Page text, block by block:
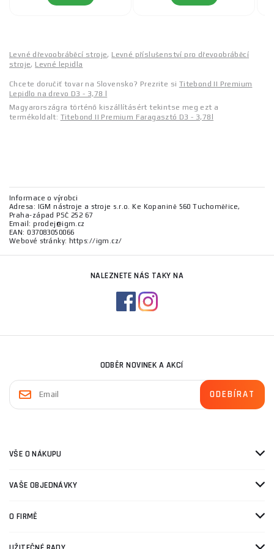
Levné dřevoobráběcí stroje, Levné příslušenství pro dřevoobráběcí
stroje, Levné lepidla
Chcete doručiť tovar na Slovensko? Prezrite si Titebond II Premium
Lepidlo na drevo D3 - 3,78 l
Magyarországra történő kiszállításért tekintse meg ezt a
termékoldalt: Titebond II Premium Faragasztó D3 - 3,78l
Informace o výrobci
Adresa: IGM nástroje a stroje s.r.o. Ke Kopanině 560 Tuchoměřice,
Praha-západ PSČ 252 67
Email: prodej@igm.cz
EAN: 037083050066
Webové stránky: https://igm.cz/
NALEZNETE NÁS TAKY NA
ODBĚR NOVINEK A AKCÍ
VŠE O NÁKUPU
VAŠE OBJEDNÁVKY
O FIRMĚ